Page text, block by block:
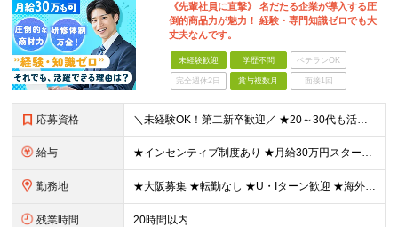
《先輩社員に直撃》 名だたる企業が導入する圧
倒的商品力が魅力！ 経験・専門知識ゼロでも大
丈夫なんです。
未経験歓迎 学歴不問 ベテランOK
完全週休2日 賞与複数月 面接1回
応募資格 ＼未経験OK！第二新卒歓迎／ ★20～30代も活躍中です！ ◆学歴不問 ◆普通自動車の運転免許をお持ちの方（AT可） ＼未経験スタートでも安心！／ 業界トップクラスの実績と信頼を誇ることから お客
給与 ★インセンティブ制度あり ★月給30万円スタートも可 月給23万円～30万円＋諸手当＋賞与 ※経験・スキルを考慮の上、決定します ※試用期間6ヶ月間あり（期間中の条件に差異はありません） ※残業代
勤務地 ★大阪募集 ★転勤なし ★U・Iターン歓迎 ★海外出張もあり ※本人の希望を最大限に考慮 ┗韓国やタイ、マレーシア、アメリカなどなど…様々な国に行けるチャンス！ 【本社】 大阪府大阪市東成区玉津1丁
残業時間 20時間以内